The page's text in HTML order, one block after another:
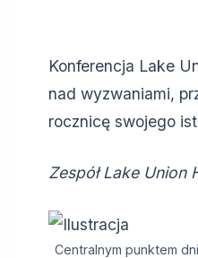
Konferencja Lake
nad wyzwaniami,
rocznicę swojego
Zespół Lake Union
Centralnym punktem